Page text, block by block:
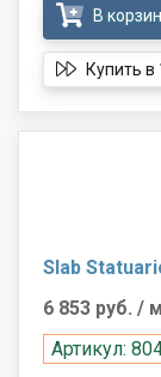
В
Купить в
Slab
6 853 руб. / м
Артикул: